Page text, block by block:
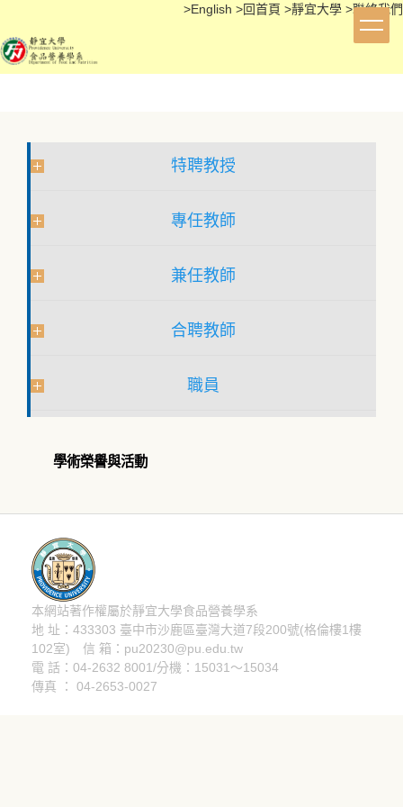
主
要
>English >回首頁 >靜宜大學 >聯絡我們
特聘教授
專任教師
兼任教師
合聘教師
職員
學術榮譽與活動
本網站著作權屬於靜宜大學食品營養學系
地 址：433303 臺中市沙鹿區臺灣大道7段200號(格倫樓1樓
102室) 信 箱：pu20230@pu.edu.tw
電 話：04-2632 8001/分機：15031～15034
傳真 ： 04-2653-0027